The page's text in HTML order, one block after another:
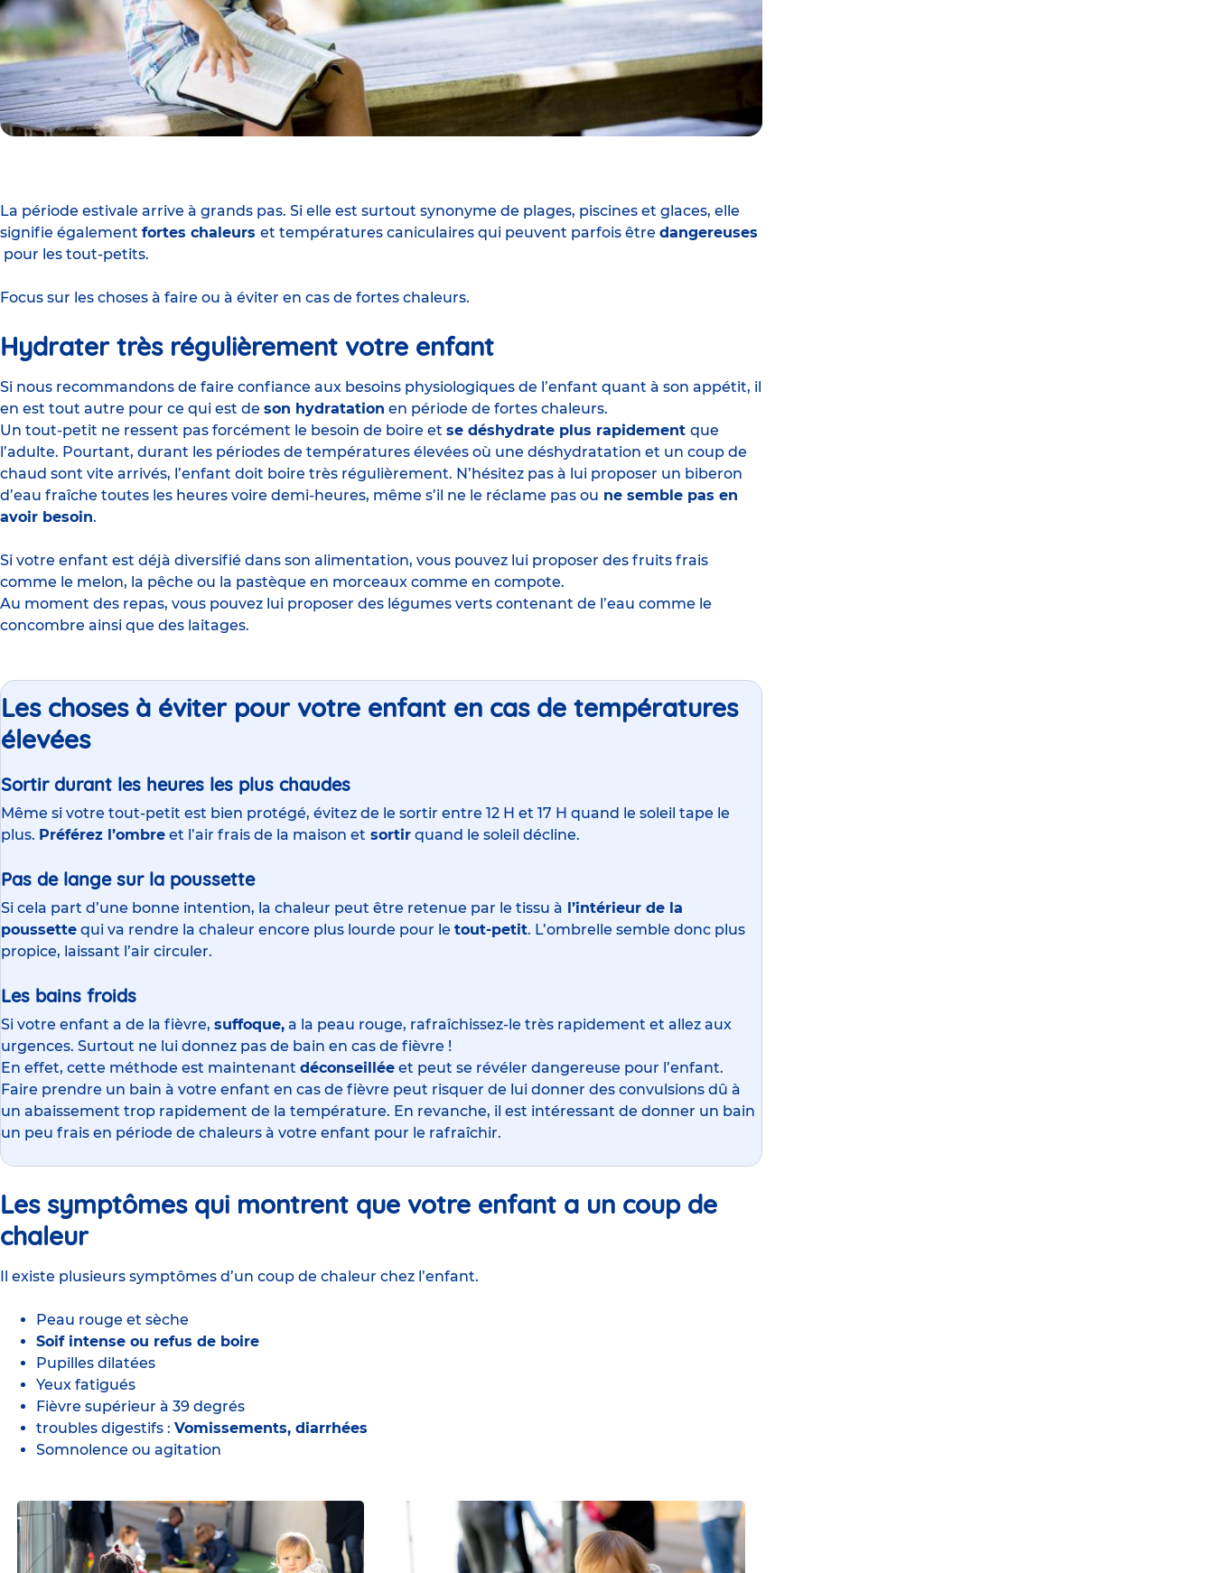
La période estivale arrive à grands pas. Si elle est surtout synonyme de plages, piscines et glaces, elle
signifie également fortes chaleurs et températures caniculaires qui peuvent parfois être dangereuses
pour les tout-petits.
Focus sur les choses à faire ou à éviter en cas de fortes chaleurs.
Hydrater très régulièrement votre enfant
Si nous recommandons de faire confiance aux besoins physiologiques de l’enfant quant à son appétit, il
en est tout autre pour ce qui est de son hydratation en période de fortes chaleurs.
Un tout-petit ne ressent pas forcément le besoin de boire et se déshydrate plus rapidement que
l’adulte. Pourtant, durant les périodes de températures élevées où une déshydratation et un coup de
chaud sont vite arrivés, l’enfant doit boire très régulièrement. N’hésitez pas à lui proposer un biberon
d’eau fraîche toutes les heures voire demi-heures, même s’il ne le réclame pas ou ne semble pas en
avoir besoin.
Si votre enfant est déjà diversifié dans son alimentation, vous pouvez lui proposer des fruits frais
comme le melon, la pêche ou la pastèque en morceaux comme en compote.
Au moment des repas, vous pouvez lui proposer des légumes verts contenant de l’eau comme le
concombre ainsi que des laitages.
Les choses à éviter pour votre enfant en cas de températures
élevées
Sortir durant les heures les plus chaudes
Même si votre tout-petit est bien protégé, évitez de le sortir entre 12 H et 17 H quand le soleil tape le
plus. Préférez l’ombre et l’air frais de la maison et sortir quand le soleil décline.
Pas de lange sur la poussette
Si cela part d’une bonne intention, la chaleur peut être retenue par le tissu à l’intérieur de la
poussette qui va rendre la chaleur encore plus lourde pour le tout-petit. L’ombrelle semble donc plus
propice, laissant l’air circuler.
Les bains froids
Si votre enfant a de la fièvre, suffoque, a la peau rouge, rafraîchissez-le très rapidement et allez aux
urgences. Surtout ne lui donnez pas de bain en cas de fièvre !
En effet, cette méthode est maintenant déconseillée et peut se révéler dangereuse pour l’enfant.
Faire prendre un bain à votre enfant en cas de fièvre peut risquer de lui donner des convulsions dû à
un abaissement trop rapidement de la température. En revanche, il est intéressant de donner un bain
un peu frais en période de chaleurs à votre enfant pour le rafraîchir.
Les symptômes qui montrent que votre enfant a un coup de
chaleur
Il existe plusieurs symptômes d’un coup de chaleur chez l’enfant.
Peau rouge et sèche
Soif intense ou refus de boire
Pupilles dilatées
Yeux fatigués
Fièvre supérieur à 39 degrés
troubles digestifs : Vomissements, diarrhées
Somnolence ou agitation